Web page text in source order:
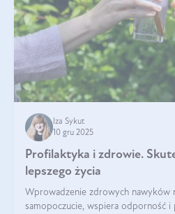
Iza Sykut
10 gru 2025
Profilaktyka i zdrowie.
lepszego życia
Wprowadzenie zdrowych nawyków
samopoczucie, wspiera odporność i